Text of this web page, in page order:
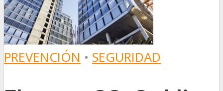
PREVENCIÓN • SEGURIDAD